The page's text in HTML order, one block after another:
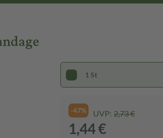
1 St
-47% UVP: 2,73 €
1,44 €